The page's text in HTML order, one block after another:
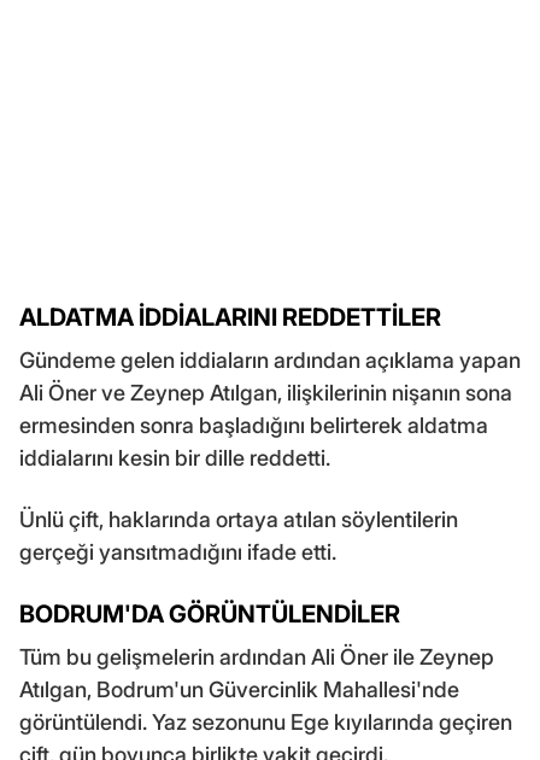
ALDATMA İDDİALARINI REDDETTİLER
Gündeme gelen iddiaların ardından açıklama yapan
Ali Öner ve Zeynep Atılgan, ilişkilerinin nişanın sona
ermesinden sonra başladığını belirterek aldatma
iddialarını kesin bir dille reddetti.
Ünlü çift, haklarında ortaya atılan söylentilerin
gerçeği yansıtmadığını ifade etti.
BODRUM'DA GÖRÜNTÜLENDİLER
Tüm bu gelişmelerin ardından Ali Öner ile Zeynep
Atılgan, Bodrum'un Güvercinlik Mahallesi'nde
görüntülendi. Yaz sezonunu Ege kıyılarında geçiren